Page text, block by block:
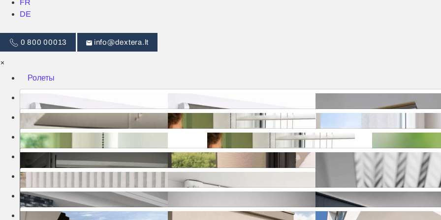
FR
DE
0 800 00013 info@dextera.lt
×
Ролеты
Интеллектуальное управление
Москитные сетки
Маркизы
Перголы